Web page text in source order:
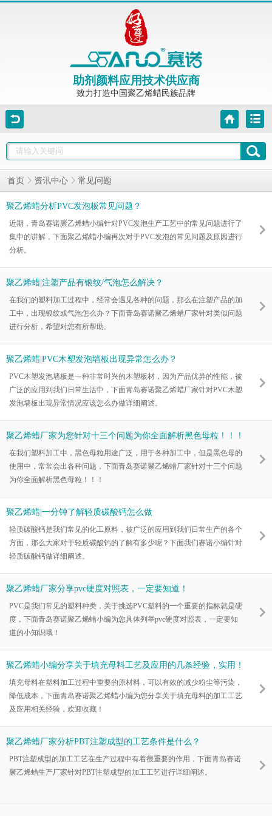
助剂颜料应用技术供应商
致力打造中国聚乙烯蜡民族品牌
首页 资讯中心 常见问题
聚乙烯蜡分析PVC发泡板常见问题？
近期，青岛赛诺聚乙烯蜡小编针对PVC发泡生产工艺中的常见问题进行了
集中的讲解，下面聚乙烯蜡小编再次对于PVC发泡的常见问题及原因进行
分析。
聚乙烯蜡|注塑产品有银纹/气泡怎么解决？
在我们的塑料加工过程中，经常会遇见各种的问题，那么在注塑产品的加
工中，出现银纹或气泡怎么办？下面青岛赛诺聚乙烯蜡厂家针对类似问题
进行分析，希望对您有所帮助。
聚乙烯蜡|PVC木塑发泡墙板出现异常怎么办？
PVC木塑发泡墙板是一种非常时兴的木塑板材，因为产品优异的性能，被
广泛的应用到我们日常生活中，下面青岛赛诺聚乙烯蜡厂家针对PVC木塑
发泡墙板出现异常情况应该怎么办做详细阐述。
聚乙烯蜡厂家为您针对十三个问题为你全面解析黑色母粒！！！
在我们塑料加工中，黑色母粒用途广泛，用于各种加工中，但是黑色母的
使用中，常常会出各种问题，下面青岛赛诺聚乙烯蜡厂家针对十三个问题
为你全面解析黑色母粒！！！
聚乙烯蜡|一分钟了解轻质碳酸钙怎么做
轻质碳酸钙是我们常见的化工原料，被广泛的应用到我们日常生产的各个
方面，那么大家对于轻质碳酸钙的了解有多少呢？下面我们赛诺小编针对
轻质碳酸钙做详细阐述。
聚乙烯蜡厂家分享pvc硬度对照表，一定要知道！
PVC是我们常见的塑料种类，关于挑选PVC塑料的一个重要的指标就是硬
度，下面青岛赛诺聚乙烯蜡小编为您具体列举pvc硬度对照表，一定要知
道的小知识哦！
聚乙烯蜡小编分享关于填充母料工艺及应用的几条经验，实用！
填充母料在塑料加工过程中重要的原材料，可以有效的减少粉尘等污染，
降低成本，下面青岛赛诺聚乙烯蜡小编为您分享关于填充母料的加工工艺
及应用相关经验，欢迎收藏！
聚乙烯蜡厂家分析PBT注塑成型的工艺条件是什么？
PBT注塑成型的加工工艺在生产过程中有着很重要的作用，下面青岛赛诺
聚乙烯蜡生产厂家针对PBT注塑成型的加工工艺进行详细阐述。